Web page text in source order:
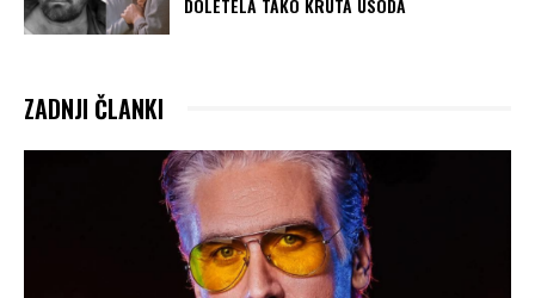
DOLETELA TAKO KRUTA USODA
ZADNJI ČLANKI